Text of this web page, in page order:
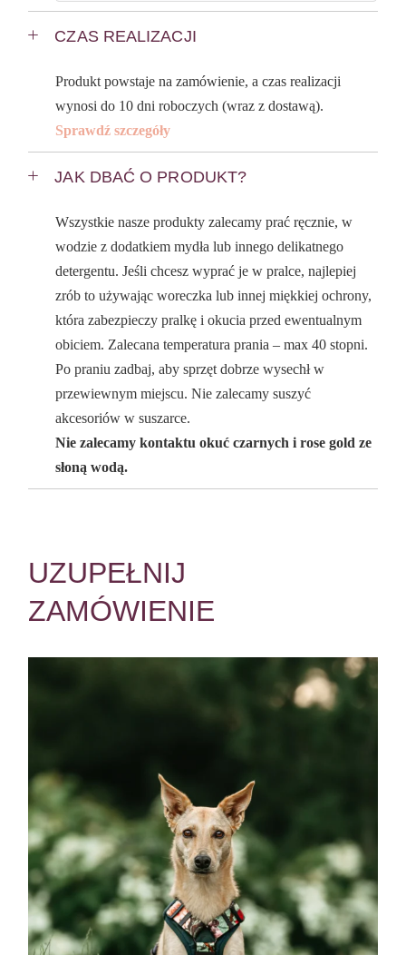
CZAS REALIZACJI
Produkt powstaje na zamówienie, a czas realizacji
wynosi do 10 dni roboczych (wraz z dostawą).
Sprawdź szczegóły
JAK DBAĆ O PRODUKT?
Wszystkie nasze produkty zalecamy prać ręcznie, w
wodzie z dodatkiem mydła lub innego delikatnego
detergentu. Jeśli chcesz wyprać je w pralce, najlepiej
zrób to używając woreczka lub innej miękkiej ochrony,
która zabezpieczy pralkę i okucia przed ewentualnym
obiciem. Zalecana temperatura prania – max 40 stopni.
Po praniu zadbaj, aby sprzęt dobrze wysechł w
przewiewnym miejscu. Nie zalecamy suszyć
akcesoriów w suszarce.
Nie zalecamy kontaktu okuć czarnych i rose gold ze
słoną wodą.
UZUPEŁNIJ
ZAMÓWIENIE